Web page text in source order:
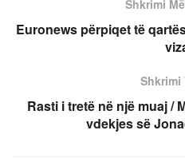
Shkrimi
Euronews përpiqet të
Shkrimi
Rasti i tretë në një muaj /
vdekjes së